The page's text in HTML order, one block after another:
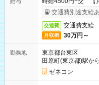
交通費別途支給
交通費 交通費支給
月収例 30万円～
勤務地
東京都台東区
田原町(東京都)駅か
ゼネコン